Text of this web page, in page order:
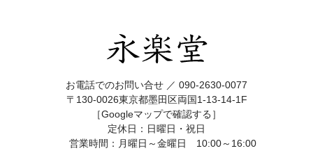
お電話でのお問い合せ ／ 090-2630-0077
〒130-0026東京都墨田区両国1-13-14-1F
［Googleマップで確認する］
定休日：日曜日・祝日
営業時間：月曜日～金曜日 10:00～16:00